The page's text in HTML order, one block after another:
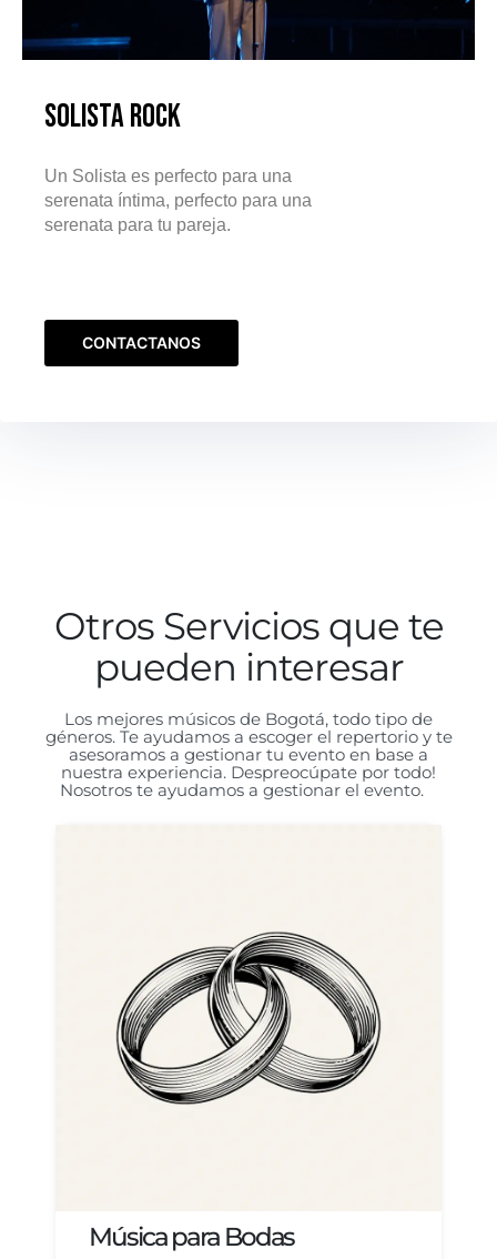
Solista Rock
Un Solista es perfecto para una
serenata íntima, perfecto para una
serenata para tu pareja.
CONTACTANOS
Otros Servicios que te
pueden interesar
Los mejores músicos de Bogotá, todo tipo de
géneros. Te ayudamos a escoger el repertorio y te
asesoramos a gestionar tu evento en base a
nuestra experiencia. Despreocúpate por todo!
Nosotros te ayudamos a gestionar el evento.
Música para Bodas